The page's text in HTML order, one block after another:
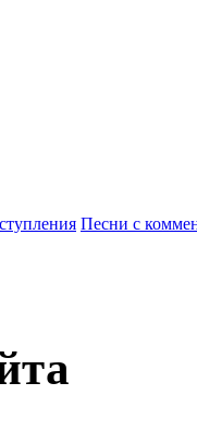
Песни с